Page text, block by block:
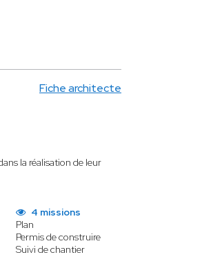
Fiche architecte
la réalisation de leur
4 missions
Plan
Permis de construire
Suivi de chantier